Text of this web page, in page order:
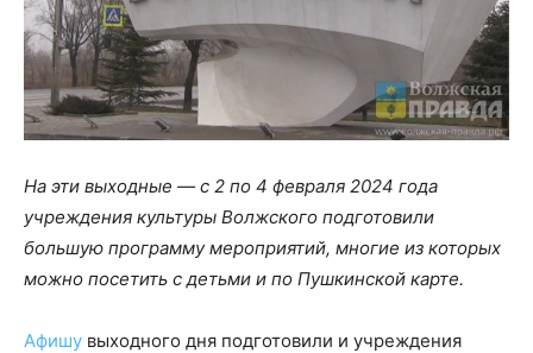
На эти выходные — с 2 по 4 февраля 2024 года
учреждения культуры Волжского подготовили
большую программу мероприятий, многие из которых
можно посетить с детьми и по Пушкинской карте.
Афишу выходного дня подготовили и учреждения